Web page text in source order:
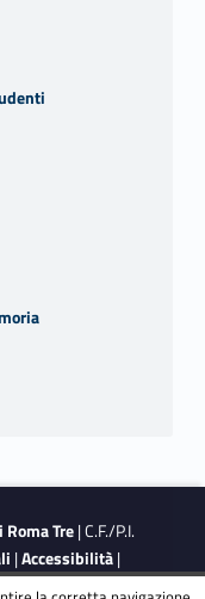
Tre| C.F./P.I.
|Accessibilità|
di accessibilità